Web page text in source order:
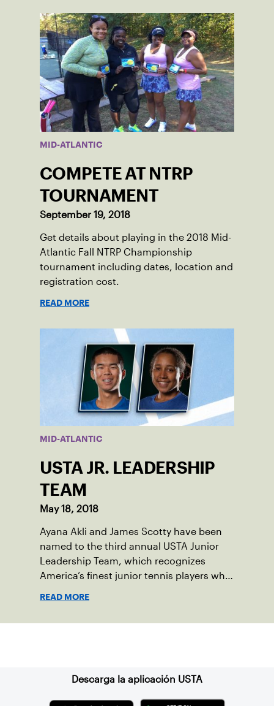
MID-ATLANTIC
COMPETE AT NTRP
TOURNAMENT
September 19, 2018
Get details about playing in the 2018 Mid-
Atlantic Fall NTRP Championship
tournament including dates, location and
registration cost.
READ MORE
MID-ATLANTIC
USTA JR. LEADERSHIP
TEAM
May 18, 2018
Ayana Akli and James Scotty have been
named to the third annual USTA Junior
Leadership Team, which recognizes
America’s finest junior tennis players who
READ MORE
Descarga la aplicación USTA